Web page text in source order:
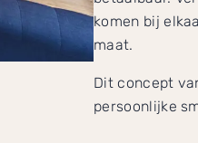
komen bij
maat.
Dit concept
persoonlijke